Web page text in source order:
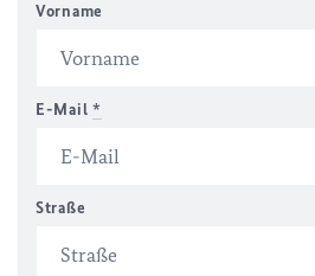
Vorname
E-Mail *
Straße